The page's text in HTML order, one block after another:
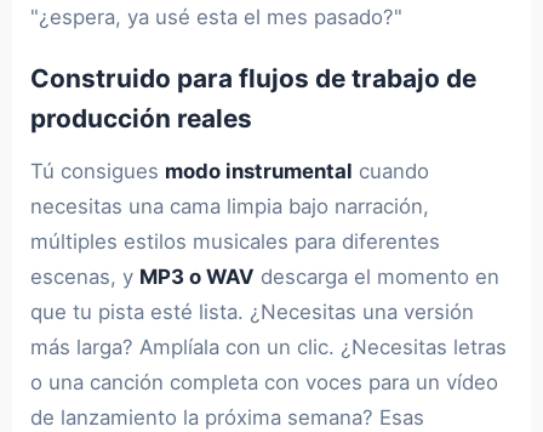
"¿espera, ya usé esta el mes pasado?"
Construido para flujos de trabajo de
producción reales
Tú consigues modo instrumental cuando
necesitas una cama limpia bajo narración,
múltiples estilos musicales para diferentes
escenas, y MP3 o WAV descarga el momento en
que tu pista esté lista. ¿Necesitas una versión
más larga? Amplíala con un clic. ¿Necesitas letras
o una canción completa con voces para un vídeo
de lanzamiento la próxima semana? Esas